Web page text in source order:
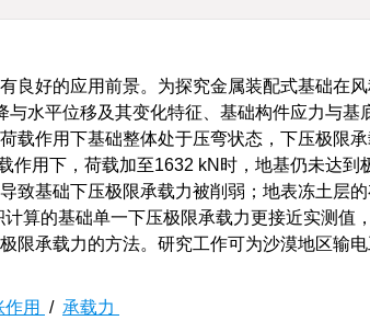
良好的应用前景。为探究金属装配式基础在风
水平位移及其变化特征、基础构件应力与基
载作用下基础整体处于压弯状态，下压极限
作用下，荷载加至1632 kN时，地基仍未达到
致基础下压极限承载力被削弱；地表冻土层
算的基础单一下压极限承载力更接近实测值
限承载力的方法。研究工作可为沙漠地区输
作用 / 承载力